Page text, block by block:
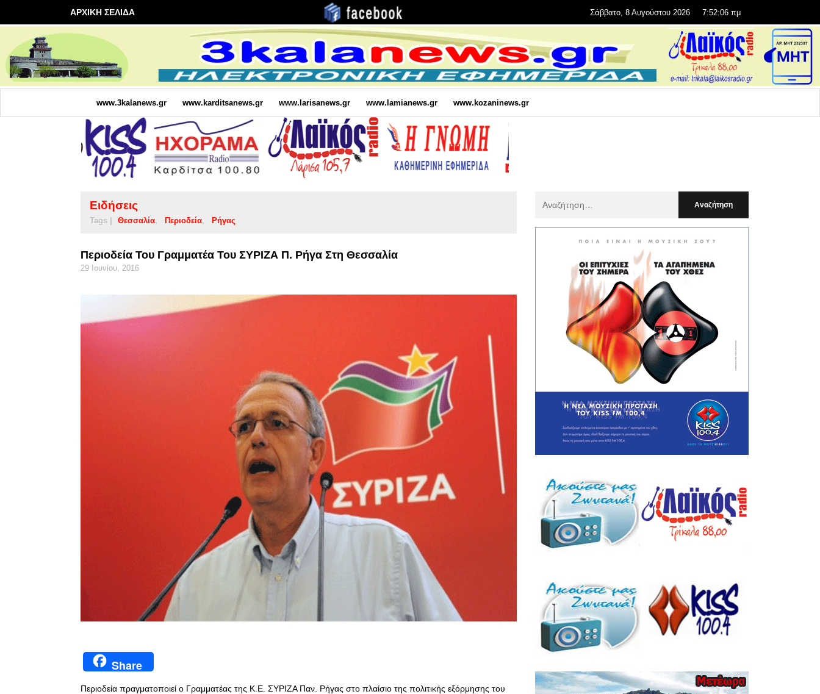
ΑΡΧΙΚΗ ΣΕΛΙΔΑ Σάββατο, 8 Αυγούστου 2026 7:52:08 πμ
www.3kalanews.gr www.karditsanews.gr www.larisanews.gr www.lamianews.gr www.kozaninews.gr
Ειδήσεις
Tags | Θεσσαλία Περιοδεία Ρήγας
Περιοδεία Του Γραμματέα Του ΣΥΡΙΖΑ Π. Ρήγα Στη Θεσσαλία
29 Ιουνίου, 2016
Share
Περιοδεία πραγματοποιεί ο Γραμματέας της Κ.Ε. ΣΥΡΙΖΑ Παν. Ρήγας στο πλαίσιο της πολιτικής εξόρμησης του
: